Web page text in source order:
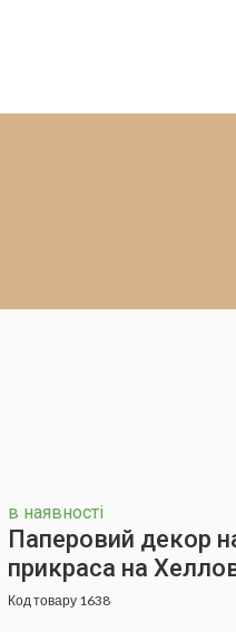
в наявності
Паперовий декор
прикраса на
Код товару 1638